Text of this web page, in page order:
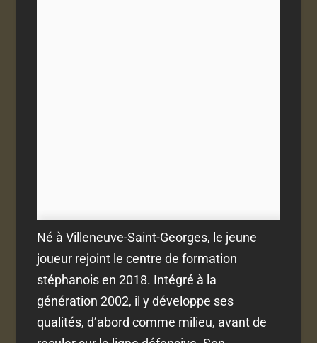
Né à Villeneuve-Saint-Georges, le jeune
joueur rejoint le centre de formation
stéphanois en 2018. Intégré à la
génération 2002, il y développe ses
qualités, d’abord comme milieu, avant de